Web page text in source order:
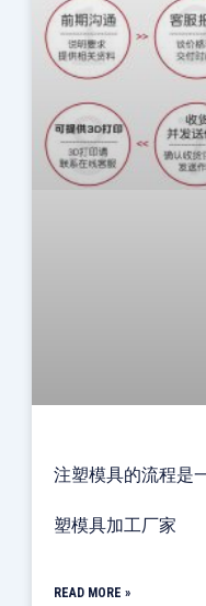
注塑模具的流程是
塑模具加工厂家
READ MORE »